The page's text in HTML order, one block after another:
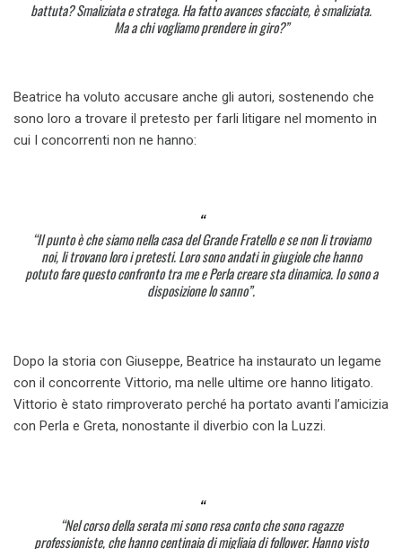
battuta? Smaliziata e stratega. Ha fatto avances sfacciate, è smaliziata.
Ma a chi vogliamo prendere in giro?”
Beatrice ha voluto accusare anche gli autori, sostenendo che
sono loro a trovare il pretesto per farli litigare nel momento in
cui I concorrenti non ne hanno:
“Il punto è che siamo nella casa del Grande Fratello e se non li troviamo
noi, li trovano loro i pretesti. Loro sono andati in giugiole che hanno
potuto fare questo confronto tra me e Perla creare sta dinamica. Io sono a
disposizione lo sanno”.
Dopo la storia con Giuseppe, Beatrice ha instaurato un legame
con il concorrente Vittorio, ma nelle ultime ore hanno litigato.
Vittorio è stato rimproverato perché ha portato avanti l’amicizia
con Perla e Greta, nonostante il diverbio con la Luzzi.
“Nel corso della serata mi sono resa conto che sono ragazze
professioniste, che hanno centinaia di migliaia di follower. Hanno visto